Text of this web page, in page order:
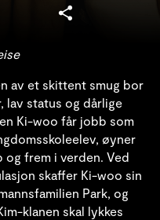
av et skittent smug bor
lav status og dårlige
Ki-woo får jobb som
øyner
og frem i verden. Ved
skaffer Ki-woo sin
Park, og
klanen skal lykkes